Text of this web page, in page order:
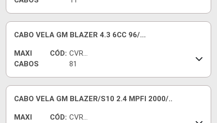
CABO VELA GM BLAZER 4.3 6CC 96/...
MAXI
CABOS
CÓD: CVRG
81
CABO VELA GM BLAZER/S10 2.4 MPFI 2000/..
MAXI
CÓD: CVRG